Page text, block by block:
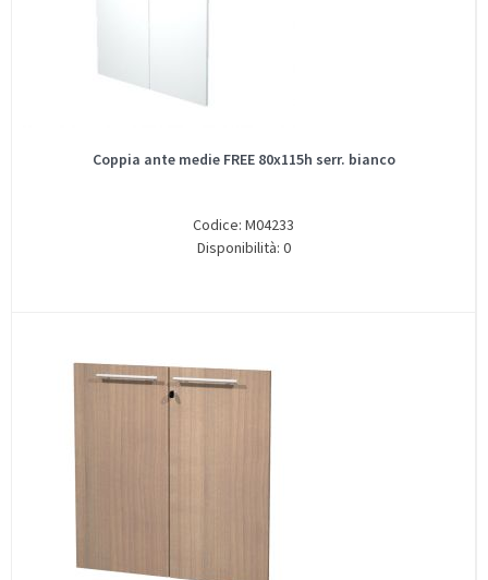
Coppia ante medie FREE 80x115h serr. bianco
Codice: M04233
Disponibilità: 0